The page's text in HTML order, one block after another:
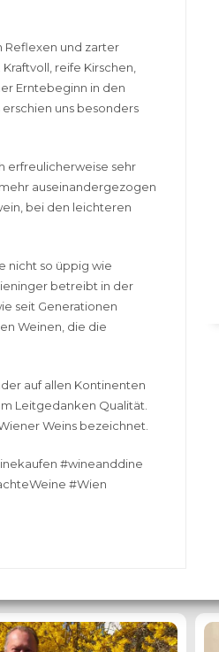
Reflexen und zarter
reife Kirschen,
Erntebeginn in den
uns besonders
erfreulicherweise sehr
auseinandergezogen
bei den leichteren
nicht so üppig wie
betreibt in der
seit Generationen
Weinen, die die
auf allen Kontinenten
Leitgedanken Qualität.
Weins bezeichnet.
#wineanddine
#Wien